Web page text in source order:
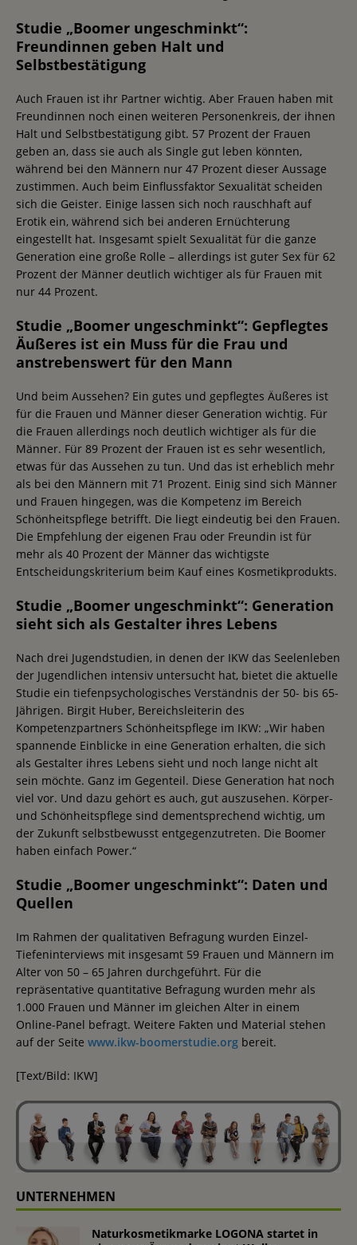
Studie „Boomer ungeschminkt“:
Freundinnen geben Halt und
Selbstbestätigung
Auch Frauen ist ihr Partner wichtig. Aber Frauen haben mit
Freundinnen noch einen weiteren Personenkreis, der ihnen
Halt und Selbstbestätigung gibt. 57 Prozent der Frauen
geben an, dass sie auch als Single gut leben könnten,
während bei den Männern nur 47 Prozent dieser Aussage
zustimmen. Auch beim Einflussfaktor Sexualität scheiden
sich die Geister. Einige lassen sich noch rauschhaft auf
Erotik ein, während sich bei anderen Ernüchterung
eingestellt hat. Insgesamt spielt Sexualität für die ganze
Generation eine große Rolle – allerdings ist guter Sex für 62
Prozent der Männer deutlich wichtiger als für Frauen mit
nur 44 Prozent.
Studie „Boomer ungeschminkt“: Gepflegtes
Äußeres ist ein Muss für die Frau und
anstrebenswert für den Mann
Und beim Aussehen? Ein gutes und gepflegtes Äußeres ist
für die Frauen und Männer dieser Generation wichtig. Für
die Frauen allerdings noch deutlich wichtiger als für die
Männer. Für 89 Prozent der Frauen ist es sehr wesentlich,
etwas für das Aussehen zu tun. Und das ist erheblich mehr
als bei den Männern mit 71 Prozent. Einig sind sich Männer
und Frauen hingegen, was die Kompetenz im Bereich
Schönheitspflege betrifft. Die liegt eindeutig bei den Frauen.
Die Empfehlung der eigenen Frau oder Freundin ist für
mehr als 40 Prozent der Männer das wichtigste
Entscheidungskriterium beim Kauf eines Kosmetikprodukts.
Studie „Boomer ungeschminkt“: Generation
sieht sich als Gestalter ihres Lebens
Nach drei Jugendstudien, in denen der IKW das Seelenleben
der Jugendlichen intensiv untersucht hat, bietet die aktuelle
Studie ein tiefenpsychologisches Verständnis der 50- bis 65-
Jährigen. Birgit Huber, Bereichsleiterin des
Kompetenzpartners Schönheitspflege im IKW: „Wir haben
spannende Einblicke in eine Generation erhalten, die sich
als Gestalter ihres Lebens sieht und noch lange nicht alt
sein möchte. Ganz im Gegenteil. Diese Generation hat noch
viel vor. Und dazu gehört es auch, gut auszusehen. Körper-
und Schönheitspflege sind dementsprechend wichtig, um
der Zukunft selbstbewusst entgegenzutreten. Die Boomer
haben einfach Power.“
Studie „Boomer ungeschminkt“: Daten und
Quellen
Im Rahmen der qualitativen Befragung wurden Einzel-
Tiefeninterviews mit insgesamt 59 Frauen und Männern im
Alter von 50 – 65 Jahren durchgeführt. Für die
repräsentative quantitative Befragung wurden mehr als
1.000 Frauen und Männer im gleichen Alter in einem
Online-Panel befragt. Weitere Fakten und Material stehen
auf der Seite www.ikw-boomerstudie.org bereit.
[Text/Bild: IKW]
UNTERNEHMEN
Naturkosmetikmarke LOGONA startet in